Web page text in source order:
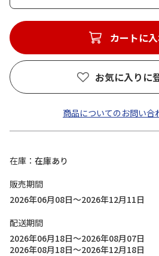
カートに
お気に入りに
商品についてのお問い合
在庫
在庫あり
販売期間
2026年06月08日～2026年12月11日
配送期間
2026年06月18日～2026年08月07日
2026年08月18日～2026年12月18日